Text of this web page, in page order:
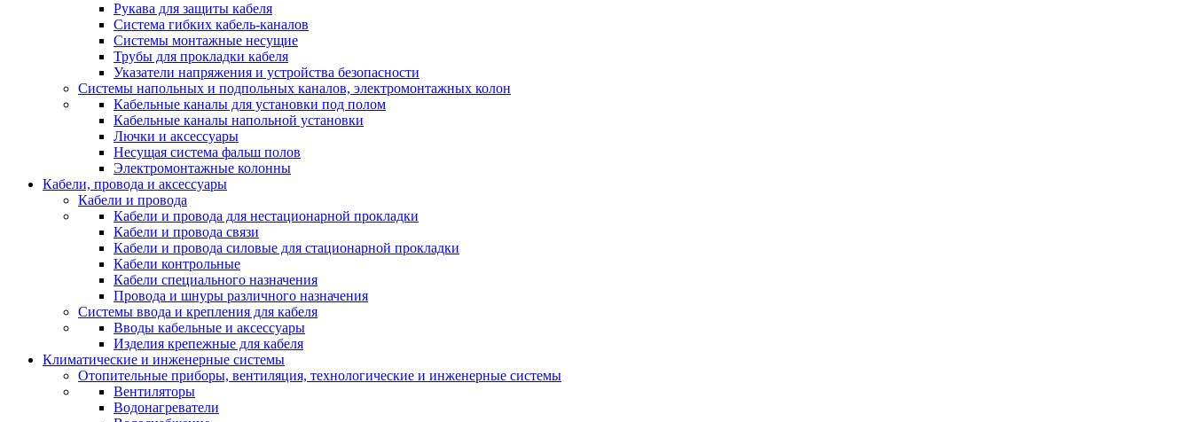
Рукава для защиты кабеля
Система гибких кабель-каналов
Системы монтажные несущие
Трубы для прокладки кабеля
Указатели напряжения и устройства безопасности
Системы напольных и подпольных каналов, электромонтажных колон
Кабельные каналы для установки под полом
Кабельные каналы напольной установки
Лючки и аксессуары
Несущая система фальш полов
Электромонтажные колонны
Кабели, провода и аксессуары
Кабели и провода
Кабели и провода для нестационарной прокладки
Кабели и провода связи
Кабели и провода силовые для стационарной прокладки
Кабели контрольные
Кабели специального назначения
Провода и шнуры различного назначения
Системы ввода и крепления для кабеля
Вводы кабельные и аксессуары
Изделия крепежные для кабеля
Климатические и инженерные системы
Отопительные приборы, вентиляция, технологические и инженерные системы
Вентиляторы
Водонагреватели